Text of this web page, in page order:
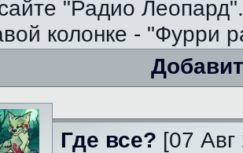
"Радио
колонке - "Фурри
Где все? [07